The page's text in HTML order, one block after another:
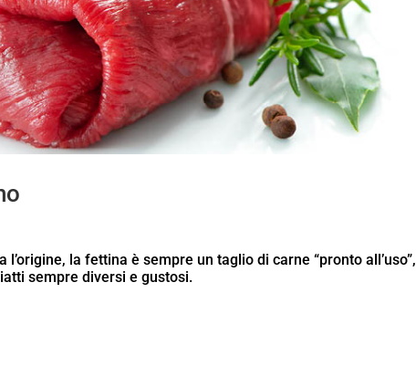
la fettina è sempre un taglio di carne “pronto all’uso”,
sempre diversi e gustosi.